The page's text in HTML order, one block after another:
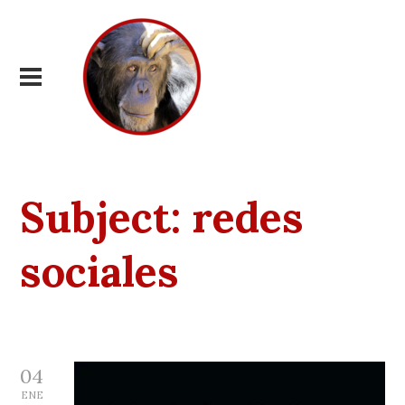
Subject: redes
sociales
04
ENE